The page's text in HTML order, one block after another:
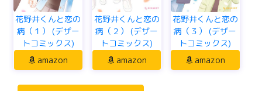
花野井くんと恋の
病（１） (デザー
トコミックス)
amazon
花野井くんと恋の
病（２） (デザー
トコミックス)
amazon
花野井くんと恋の
病（３） (デザー
トコミックス)
amazon